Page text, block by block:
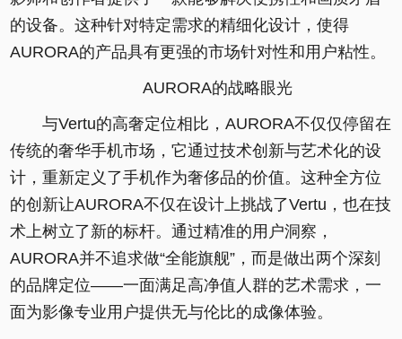
的设备。这种针对特定需求的精细化设计，使得
AURORA的产品具有更强的市场针对性和用户粘性。
AURORA的战略眼光
与Vertu的高奢定位相比，AURORA不仅仅停留在
传统的奢华手机市场，它通过技术创新与艺术化的设
计，重新定义了手机作为奢侈品的价值。这种全方位
的创新让AURORA不仅在设计上挑战了Vertu，也在技
术上树立了新的标杆。通过精准的用户洞察，
AURORA并不追求做“全能旗舰”，而是做出两个深刻
的品牌定位——一面满足高净值人群的艺术需求，一
面为影像专业用户提供无与伦比的成像体验。